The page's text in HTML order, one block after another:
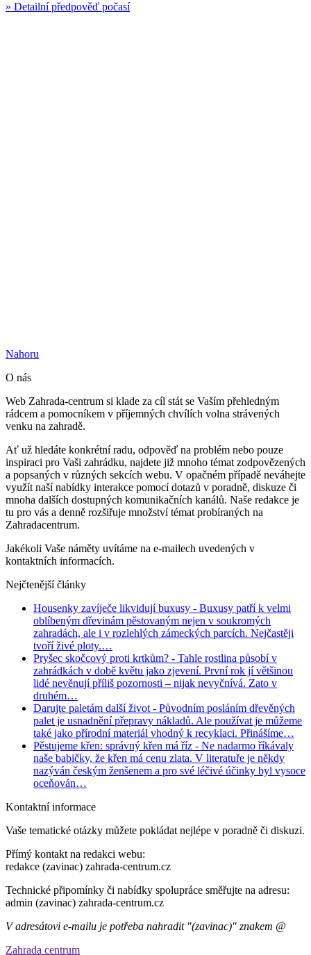
» Detailní předpověď počasí
Nahoru
O nás
Web Zahrada-centrum si klade za cíl stát se Vaším přehledným
rádcem a pomocníkem v příjemných chvílích volna strávených
venku na zahradě.
Ať už hledáte konkrétní radu, odpověď na problém nebo pouze
inspiraci pro Vaši zahrádku, najdete již mnoho témat zodpovězených
a popsaných v různých sekcích webu. V opačném případě neváhejte
využít naší nabídky interakce pomocí dotazů v poradně, diskuze či
mnoha dalších dostupných komunikačních kanálů. Naše redakce je
tu pro vás a denně rozšiřuje množství témat probíraných na
Zahradacentrum.
Jakékoli Vaše náměty uvítáme na e-mailech uvedených v
kontaktních informacích.
Nejčtenější články
Housenky zavíječe likvidují buxusy - Buxusy patří k velmi
oblíbeným dřevinám pěstovaným nejen v soukromých
zahradách, ale i v rozlehlých zámeckých parcích. Nejčastěji
tvoří živé ploty.…
Pryšec skočcový proti krtkům? - Tahle rostlina působí v
zahrádkách v době květu jako zjevení. První rok jí většinou
lidé nevěnují příliš pozornosti – nijak nevyčnívá. Zato v
druhém…
Darujte paletám další život - Původním posláním dřevěných
palet je usnadnění přepravy nákladů. Ale používat je můžeme
také jako přírodní materiál vhodný k recyklaci. Přinášíme…
Pěstujeme křen: správný křen má říz - Ne nadarmo říkávaly
naše babičky, že křen má cenu zlata. V literatuře je někdy
nazýván českým ženšenem a pro své léčivé účinky byl vysoce
oceňován…
Kontaktní informace
Vaše tematické otázky můžete pokládat nejlépe v poradně či diskuzi.
Přímý kontakt na redakci webu:
redakce (zavinac) zahrada-centrum.cz
Technické připomínky či nabídky spolupráce směřujte na adresu:
admin (zavinac) zahrada-centrum.cz
V adresátovi e-mailu je potřeba nahradit "(zavinac)" znakem @
Zahrada centrum